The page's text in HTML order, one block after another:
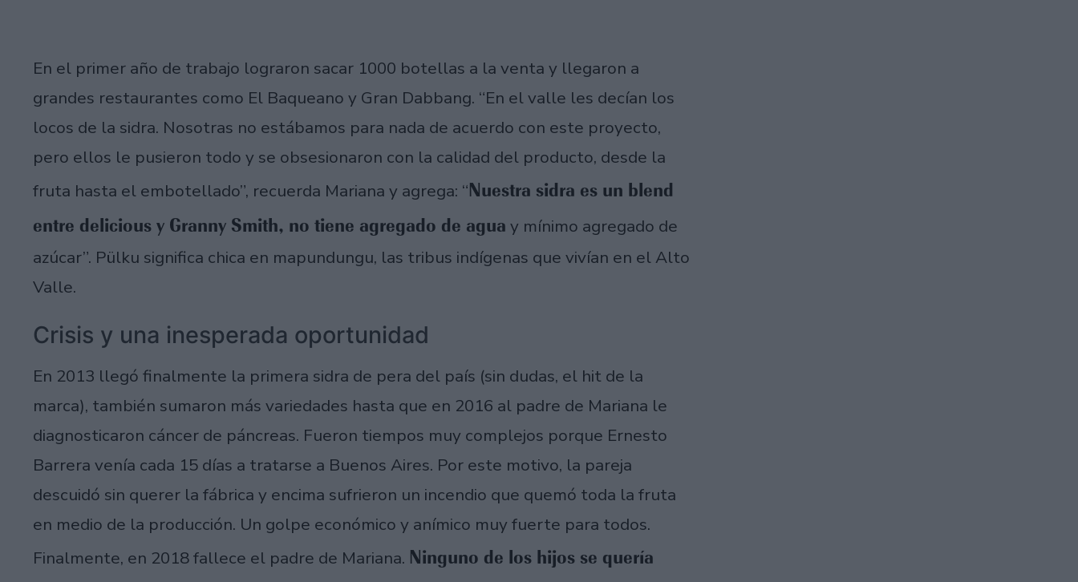
En el primer año de trabajo lograron sacar 1000 botellas a la venta y llegaron a
grandes restaurantes como El Baqueano y Gran Dabbang. “En el valle les decían los
locos de la sidra. Nosotras no estábamos para nada de acuerdo con este proyecto,
pero ellos le pusieron todo y se obsesionaron con la calidad del producto, desde la
fruta hasta el embotellado”, recuerda Mariana y agrega: “Nuestra sidra es un blend
entre delicious y Granny Smith, no tiene agregado de agua y mínimo agregado de
azúcar”. Pülku significa chica en mapundungu, las tribus indígenas que vivían en el Alto
Valle.
Crisis y una inesperada oportunidad
En 2013 llegó finalmente la primera sidra de pera del país (sin dudas, el hit de la
marca), también sumaron más variedades hasta que en 2016 al padre de Mariana le
diagnosticaron cáncer de páncreas. Fueron tiempos muy complejos porque Ernesto
Barrera venía cada 15 días a tratarse a Buenos Aires. Por este motivo, la pareja
descuidó sin querer la fábrica y encima sufrieron un incendio que quemó toda la fruta
en medio de la producción. Un golpe económico y anímico muy fuerte para todos.
Finalmente, en 2018 fallece el padre de Mariana. Ninguno de los hijos se quería